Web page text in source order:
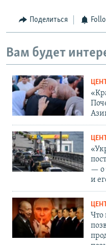
Поделиться
Вам будет
— о
и
Что